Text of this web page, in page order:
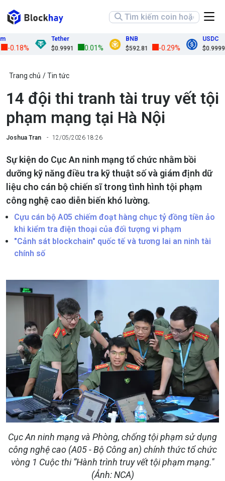
Tether
$0.9991
0.01%
BNB
$592.81
-0.29%
USDC
$0.9999
Trang chủ Tin tức
14 đội thi tranh tài truy vết tội
phạm mạng tại Hà Nội
Joshua Tran 12/05/2026 18:26
Sự kiện do Cục An ninh mạng tổ chức nhằm bồi
dưỡng kỹ năng điều tra kỹ thuật số và giám định dữ
liệu cho cán bộ chiến sĩ trong tình hình tội phạm
công nghệ cao diễn biến khó lường.
Cựu cán bộ A05 chiếm đoạt hàng chục tỷ đồng tiền ảo
khi kiểm tra điện thoại của đối tượng vi phạm
"Cảnh sát blockchain" quốc tế và tương lai an ninh tài
chính số
Cục An ninh mạng và Phòng, chống tội phạm sử dụng
công nghệ cao (A05 - Bộ Công an) chính thức tổ chức
vòng 1 Cuộc thi “Hành trình truy vết tội phạm mạng."
(Ảnh: NCA)